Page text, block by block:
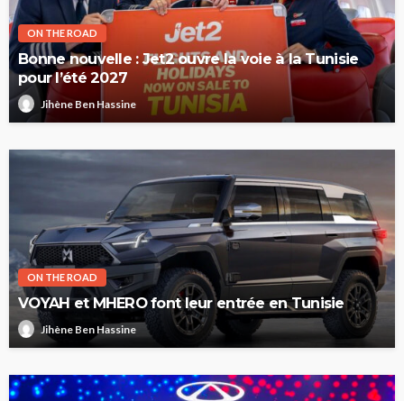
ON THE ROAD
Bonne nouvelle : Jet2 ouvre la voie à la Tunisie
pour l’été 2027
Jihène Ben Hassine
ON THE ROAD
VOYAH et MHERO font leur entrée en Tunisie
Jihène Ben Hassine